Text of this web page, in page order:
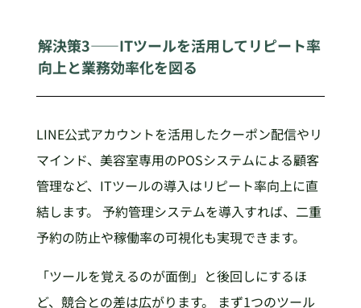
解決策3——ITツールを活用してリピート率
向上と業務効率化を図る
LINE公式アカウントを活用したクーポン配信やリ
マインド、美容室専用のPOSシステムによる顧客
管理など、ITツールの導入はリピート率向上に直
結します。 予約管理システムを導入すれば、二重
予約の防止や稼働率の可視化も実現できます。
「ツールを覚えるのが面倒」と後回しにするほ
ど、競合との差は広がります。 まず1つのツール